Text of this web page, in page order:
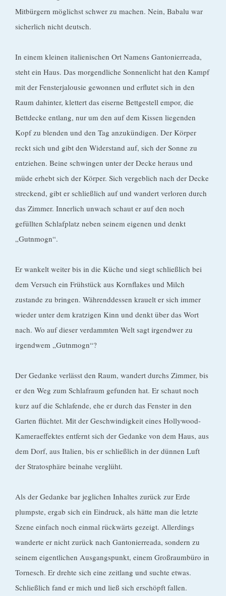
Mitbürgern möglichst schwer zu machen. Nein, Babalu war
sicherlich nicht deutsch.
In einem kleinen italienischen Ort Namens Gantonierreada,
steht ein Haus. Das morgendliche Sonnenlicht hat den Kampf
mit der Fensterjalousie gewonnen und erflutet sich in den
Raum dahinter, klettert das eiserne Bettgestell empor, die
Bettdecke entlang, nur um den auf dem Kissen liegenden
Kopf zu blenden und den Tag anzukündigen. Der Körper
reckt sich und gibt den Widerstand auf, sich der Sonne zu
entziehen. Beine schwingen unter der Decke heraus und
müde erhebt sich der Körper. Sich vergeblich nach der Decke
streckend, gibt er schließlich auf und wandert verloren durch
das Zimmer. Innerlich unwach schaut er auf den noch
gefüllten Schlafplatz neben seinem eigenen und denkt
„Gutnmogn“.
Er wankelt weiter bis in die Küche und siegt schließlich bei
dem Versuch ein Frühstück aus Kornflakes und Milch
zustande zu bringen. Währenddessen krauelt er sich immer
wieder unter dem kratzigen Kinn und denkt über das Wort
nach. Wo auf dieser verdammten Welt sagt irgendwer zu
irgendwem „Gutnmogn“?
Der Gedanke verlässt den Raum, wandert durchs Zimmer, bis
er den Weg zum Schlafraum gefunden hat. Er schaut noch
kurz auf die Schlafende, ehe er durch das Fenster in den
Garten flüchtet. Mit der Geschwindigkeit eines Hollywood-
Kameraeffektes entfernt sich der Gedanke von dem Haus, aus
dem Dorf, aus Italien, bis er schließlich in der dünnen Luft
der Stratosphäre beinahe verglüht.
Als der Gedanke bar jeglichen Inhaltes zurück zur Erde
plumpste, ergab sich ein Eindruck, als hätte man die letzte
Szene einfach noch einmal rückwärts gezeigt. Allerdings
wanderte er nicht zurück nach Gantonierreada, sondern zu
seinem eigentlichen Ausgangspunkt, einem Großraumbüro in
Tornesch. Er drehte sich eine zeitlang und suchte etwas.
Schließlich fand er mich und ließ sich erschöpft fallen.